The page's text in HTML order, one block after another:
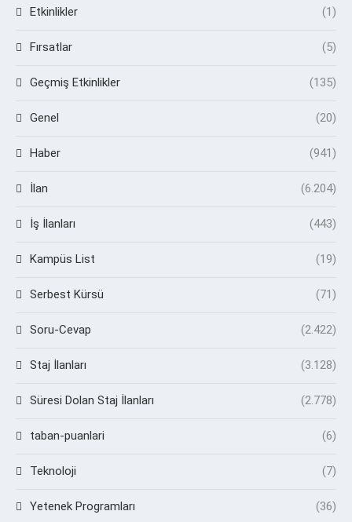
Etkinlikler (1)
Fırsatlar (5)
Geçmiş Etkinlikler (135)
Genel (20)
Haber (941)
İlan (6.204)
İş İlanları (443)
Kampüs List (19)
Serbest Kürsü (71)
Soru-Cevap (2.422)
Staj İlanları (3.128)
Süresi Dolan Staj İlanları (2.778)
taban-puanlari (6)
Teknoloji (7)
Yetenek Programları (36)